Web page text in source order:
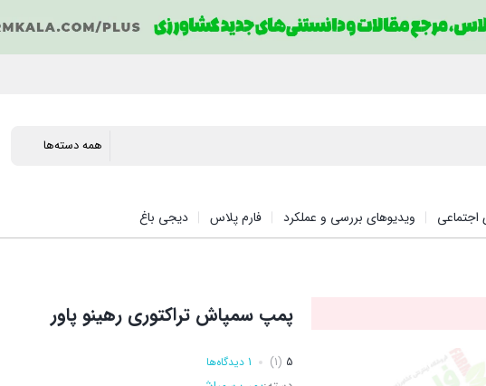
اجتماعی ویدیوهای بررسی و عملکرد فارم پلاس دیجی باغ
پمپ سمپاش تراکتوری رهینو پاور
5
(1) 1 دیدگاه‌ها